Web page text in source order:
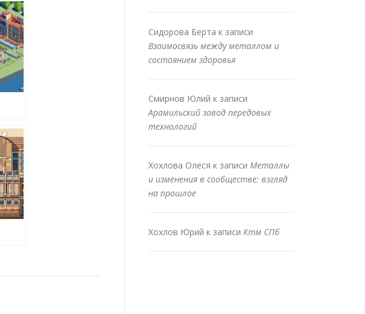
Сидорова Берта к записи
Взаимосвязь между металлом и
состоянием здоровья
Смирнов Юлий к записи
Арамильский завод передовых
технологий
Хохлова Олеся к записи Металлы
и изменения в сообществе: взгляд
на прошлое
Хохлов Юрий к записи Ктм СПб